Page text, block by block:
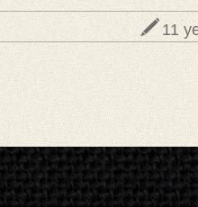
11